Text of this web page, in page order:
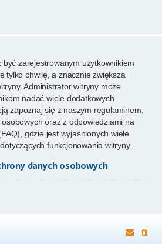
zarejestrowanym użytkownikiem
tylko chwilę, a znacznie zwiększa
Administrator witryny może
nadać wiele dodatkowych
zapoznaj się z naszym regulaminem,
oraz z odpowiedziami na
gdzie jest wyjaśnionych wiele
funkcjonowania witryny.
danych osobowych